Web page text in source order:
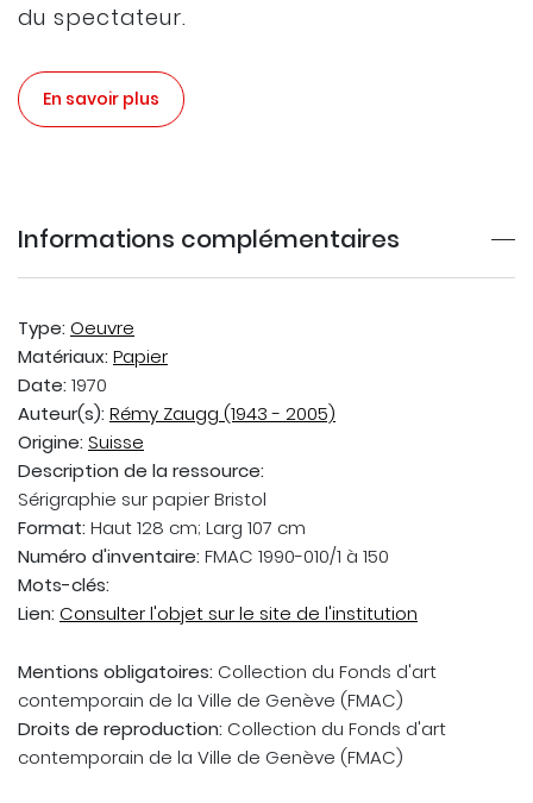
du spectateur.
En savoir plus
Informations complémentaires
Type: Oeuvre
Matériaux: Papier
Date: 1970
Auteur(s): Rémy Zaugg (1943 - 2005)
Origine: Suisse
Description de la ressource:
Sérigraphie sur papier Bristol
Format: Haut 128 cm; Larg 107 cm
Numéro d'inventaire: FMAC 1990-010/1 à 150
Mots-clés:
Lien: Consulter l'objet sur le site de l'institution
Mentions obligatoires: Collection du Fonds d'art
contemporain de la Ville de Genève (FMAC)
Droits de reproduction: Collection du Fonds d'art
contemporain de la Ville de Genève (FMAC)